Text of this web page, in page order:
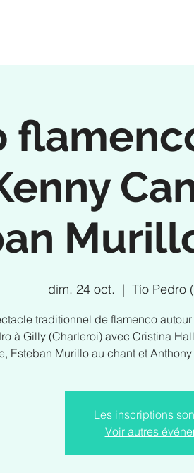
dim. 24 oct.
  |
Tío Pedro
traditionnel de flamenco
à Gilly (Charleroi) avec Cristina
Esteban Murillo au chant et
Les inscriptions
Voir autres